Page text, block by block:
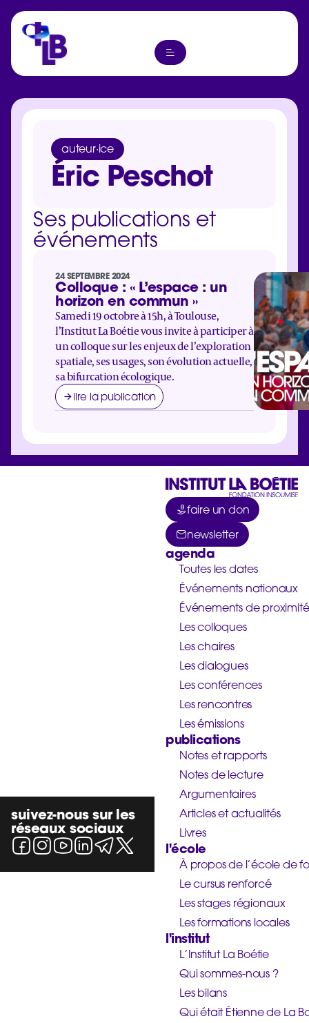
auteur·ice
Éric Peschot
Ses publications et
événements
24 SEPTEMBRE 2024
Colloque : « L’espace : un
horizon en commun »
Samedi 19 octobre à 15h, à Toulouse,
l’Institut La Boétie vous invite à participer à
un colloque sur les enjeux de l’exploration
spatiale, ses usages, son évolution actuelle,
sa bifurcation écologique.
lire la publication
suivez-nous sur les
réseaux sociaux
faire un don
newsletter
agenda
Toutes les dates
Événements nationaux
Événements de proximité
Les colloques
Les chaires
Les dialogues
Les conférences
Les rencontres
Les émissions
publications
Notes et rapports
Notes de lecture
Argumentaires
Articles et actualités
Livres
l'école
À propos de l’école de
Le cursus renforcé
Les stages régionaux
Les formations locales
l'institut
L’Institut La Boétie
Qui sommes-nous ?
Les bilans
Qui était Étienne de La